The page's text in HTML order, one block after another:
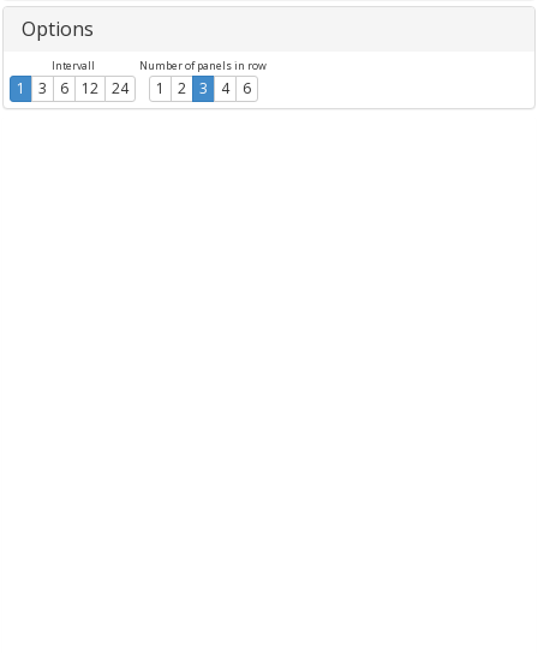
Options
Intervall
1 3 6 12 24
Number of panels in row
1 2 3 4 6